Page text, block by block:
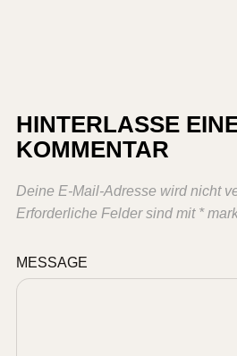
HINTERLASSE
KOMMENTAR
Deine E-Mail-Adresse wird nicht
Erforderliche Felder sind mit *
MESSAGE